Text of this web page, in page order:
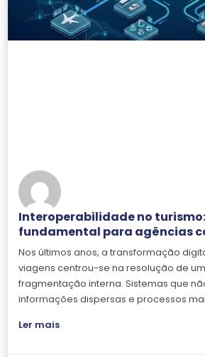
Interoperabilidade no
fundamental para agências
Nos últimos anos, a transformação
viagens centrou-se na resolução de
fragmentação interna. Sistemas que
informações dispersas e processos
Ler mais